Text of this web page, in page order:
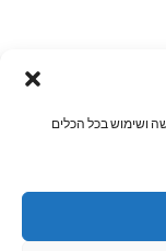
ושימוש בכל הכלים
מראש בימים
MasterCard